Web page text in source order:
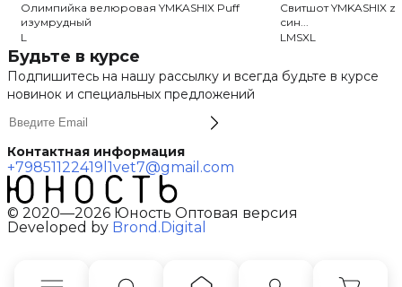
Олимпийка велюровая YMKASHIX Puff
изумрудный
L
Свитшот YMKASHIX
син...
LMSXL
Будьте в курсе
Подпишитесь на нашу рассылку и всегда будьте в курсе
новинок и специальных предложений
Контактная информация
+79851122419 l1vet7@gmail.com
© 2020—2026 Юность Оптовая версия
Developed by Brond.Digital